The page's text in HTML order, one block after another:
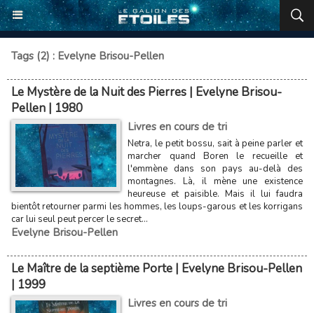
Tags (2) : Evelyne Brisou-Pellen
Le Mystère de la Nuit des Pierres | Evelyne Brisou-
Pellen | 1980
Livres en cours de tri
Netra, le petit bossu, sait à peine parler et
marcher quand Boren le recueille et
l'emmène dans son pays au-delà des
montagnes. Là, il mène une existence
heureuse et paisible. Mais il lui faudra
bientôt retourner parmi les hommes, les loups-garous et les korrigans
car lui seul peut percer le secret...
Evelyne Brisou-Pellen
Le Maître de la septième Porte | Evelyne Brisou-Pellen
| 1999
Livres en cours de tri